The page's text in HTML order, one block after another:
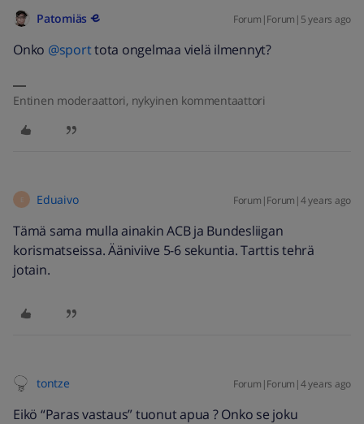
Patomiäs Forum|Forum|5 years ago
Onko @sporttota ongelmaa vielä ilmennyt?
Entinen moderaattori, nykyinen kommentaattori
E Eduaivo Forum|Forum|4 years ago
Tämä sama mulla ainakin ACB ja Bundesliigan
korismatseissa. Ääniviive 5-6 sekuntia. Tarttis tehrä
jotain.
tontze Forum|Forum|4 years ago
Eikö “Paras vastaus” tuonut apua ? Onko se joku